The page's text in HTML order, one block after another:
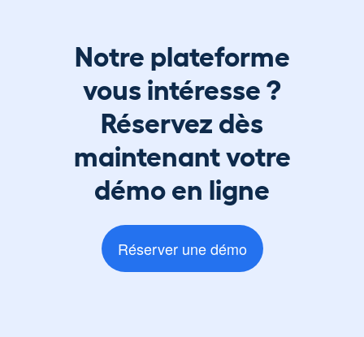
Notre plateforme
vous intéresse ?
Réservez dès
maintenant votre
démo en ligne
Réserver une démo